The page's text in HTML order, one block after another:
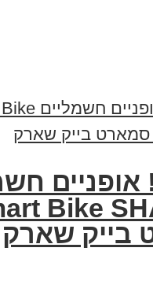
Bike
בייק שארק